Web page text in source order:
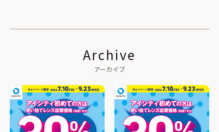
Archive
アーカイブ